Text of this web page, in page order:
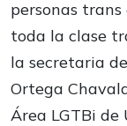
personas trans
toda la clase
la secretaria
Ortega
Área LGTBi de